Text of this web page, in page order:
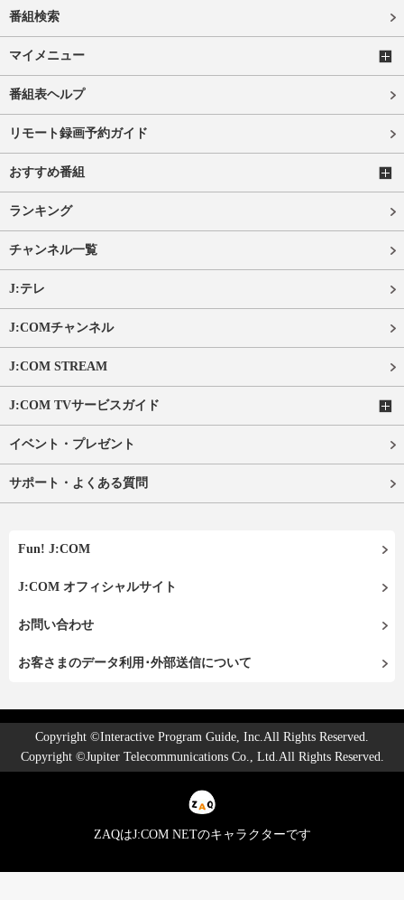
番組検索
マイメニュー
番組表ヘルプ
リモート録画予約ガイド
おすすめ番組
ランキング
チャンネル一覧
J:テレ
J:COMチャンネル
J:COM STREAM
J:COM TVサービスガイド
イベント・プレゼント
サポート・よくある質問
Fun! J:COM
J:COM オフィシャルサイト
お問い合わせ
お客さまのデータ利用･外部送信について
Copyright ©Interactive Program Guide, Inc.All Rights Reserved.
Copyright ©Jupiter Telecommunications Co., Ltd.All Rights Reserved.
ZAQはJ:COM NETのキャラクターです